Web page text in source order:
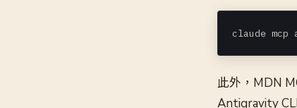
claude
此外，MDN
Antigravity